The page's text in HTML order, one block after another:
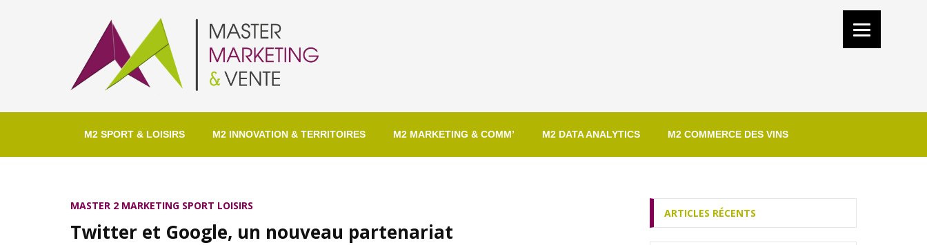
M2 SPORT & LOISIRS M2 INNOVATION & TERRITOIRES M2 MARKETING & COMM’ M2 DATA ANALYTICS M2 COMMERCE DES VINS
MASTER 2 MARKETING SPORT LOISIRS
Twitter et Google, un nouveau partenariat
ARTICLES RÉCENTS